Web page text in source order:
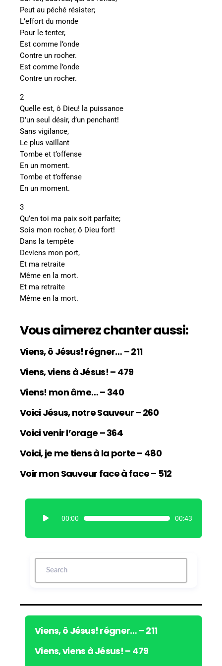
Peut au péché résister;
L’effort du monde
Pour le tenter,
Est comme l’onde
Contre un rocher.
Est comme l’onde
Contre un rocher.
2
Quelle est, ô Dieu! la puissance
D’un seul désir, d’un penchant!
Sans vigilance,
Le plus vaillant
Tombe et t’offense
En un moment.
Tombe et t’offense
En un moment.
3
Qu’en toi ma paix soit parfaite;
Sois mon rocher, ô Dieu fort!
Dans la tempête
Deviens mon port,
Et ma retraite
Même en la mort.
Et ma retraite
Même en la mort.
Vous aimerez chanter aussi:
Viens, ô Jésus! régner… – 211
Viens, viens à Jésus! – 479
Viens! mon âme… – 340
Voici Jésus, notre Sauveur – 260
Voici venir l’orage – 364
Voici, je me tiens à la porte – 480
Voir mon Sauveur face à face – 512
c
e
r
u
d
i
00:00 00:43
Viens, ô Jésus! régner… – 211
Viens, viens à Jésus! – 479